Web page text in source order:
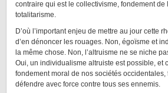
contraire qui est le collectivisme, fondement de
totalitarisme.
D’où l’important enjeu de mettre au jour cette
d’en dénoncer les rouages. Non, égoïsme et
la même chose. Non, l’altruisme ne se niche
Oui, un individualisme altruiste est possible, et
fondement moral de nos sociétés occidentales,
défendre avec force contre tous ses ennemis.